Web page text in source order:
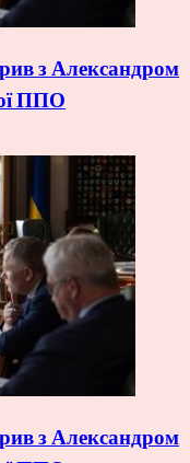
з Александром
ППО
з Александром